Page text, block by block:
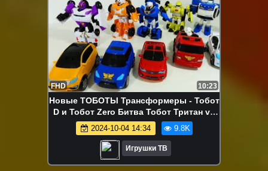
FHD 10:23
Новые ТОБОТЫ Трансформеры - Тобот
D и Тобот Zero Битва Тобот Тритан vs
Трансформера Мегатрона TOBOT
2024-10-04 14:34 9.8K
Игрушки ТВ